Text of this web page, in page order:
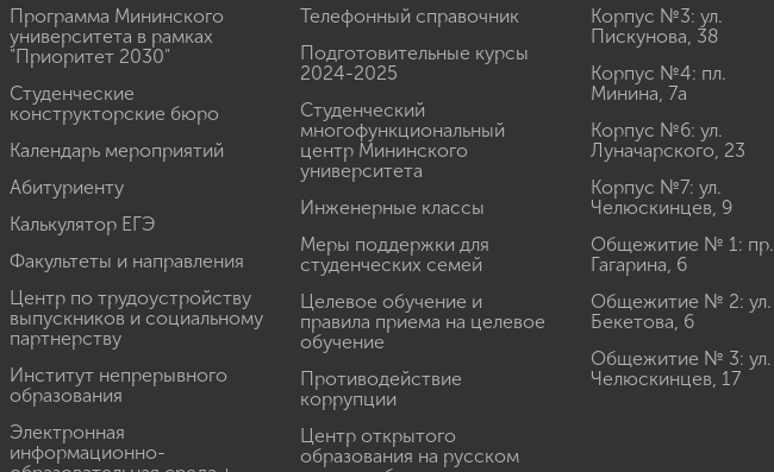
Программа Мининского
университета в рамках
"Приоритет 2030"
Студенческие
конструкторские бюро
Календарь мероприятий
Абитуриенту
Калькулятор ЕГЭ
Факультеты и направления
Центр по трудоустройству
выпускников и социальному
партнерству
Институт непрерывного
образования
Электронная
информационно-
Телефонный справочник
Подготовительные курсы
2024-2025
Студенческий
многофункциональный
центр Мининского
университета
Инженерные классы
Меры поддержки для
студенческих семей
Целевое обучение и
правила приема на целевое
обучение
Противодействие
коррупции
Центр открытого
образования на русском
Корпус №3: ул.
Пискунова, 38
Корпус №4: пл.
Минина, 7а
Корпус №6: ул.
Луначарского, 23
Корпус №7: ул.
Челюскинцев, 9
Общежитие № 1: пр.
Гагарина, 6
Общежитие № 2: ул.
Бекетова, 6
Общежитие № 3: ул.
Челюскинцев, 17